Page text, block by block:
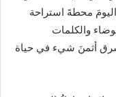
محطةَ استراحة
والكلمات
أثمنَ شيء في حياة